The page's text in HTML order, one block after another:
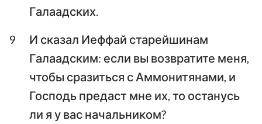
Галаадских.
9
И сказал Иеффай старейшинам
Галаадским: если вы возвратите меня,
чтобы сразиться с Аммонитянами, и
Господь предаст мне их, то останусь
ли я у вас начальником?